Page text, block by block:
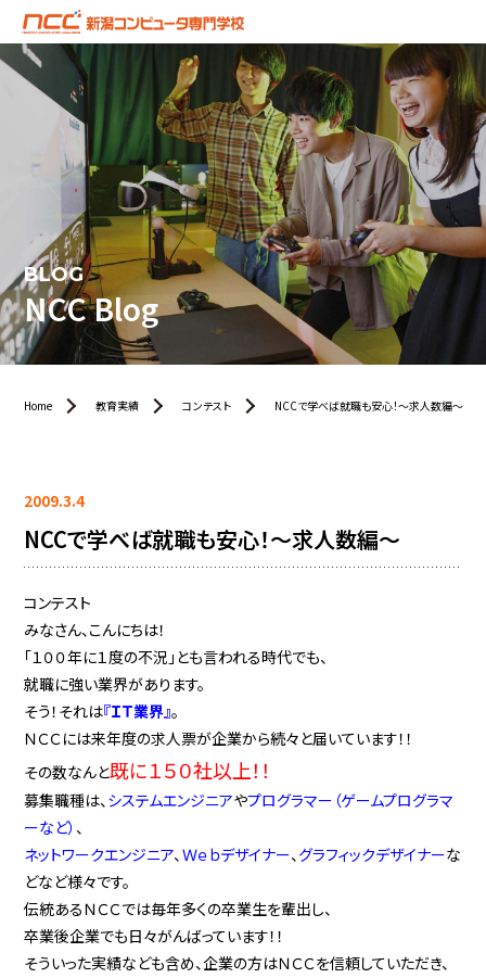
BLOG
NCC Blog
Home 教育実績 コンテスト NCCで学べば就職も安心！〜求人数編〜
2009.3.4
NCCで学べば就職も安心！〜求人数編〜
コンテスト
みなさん、こんにちは！
「１００年に１度の不況」とも言われる時代でも、
就職に強い業界があります。
そう！それは『ＩＴ業界』。
ＮＣＣには来年度の求人票が企業から続々と届いています！！
その数なんと既に１５０社以上！！
募集職種は、システムエンジニアやプログラマー（ゲームプログラマ
ーなど） 、
ネットワークエンジニア、Ｗｅｂデザイナー、グラフィックデザイナーな
どなど様々です。
伝統あるＮＣＣでは毎年多くの卒業生を輩出し、
卒業後企業でも日々がんばっています！！
そういった実績なども含め、企業の方はＮＣＣを信頼していただき、